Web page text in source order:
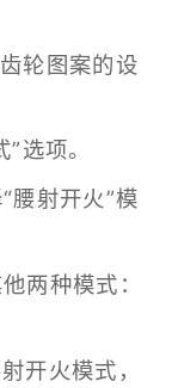
轮图案的设
选项。
腰射开火”模
两种模式：
开火模式，